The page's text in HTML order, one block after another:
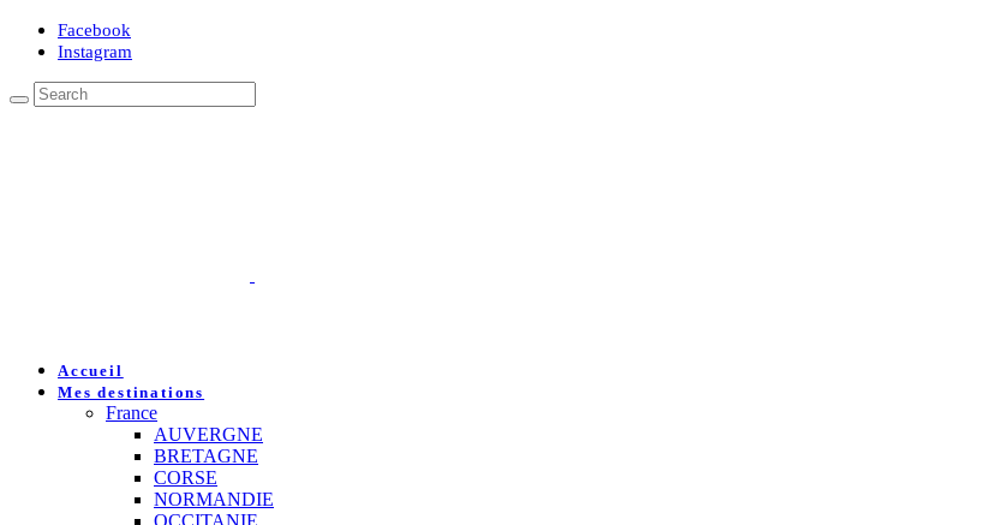
Facebook
Instagram
Accueil
Mes destinations
France
AUVERGNE
BRETAGNE
CORSE
NORMANDIE
OCCITANIE